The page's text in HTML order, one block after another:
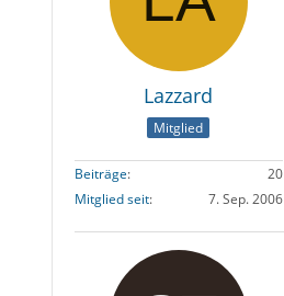
Lazzard
Mitglied
Beiträge
20
Mitglied seit
7. Sep. 2006